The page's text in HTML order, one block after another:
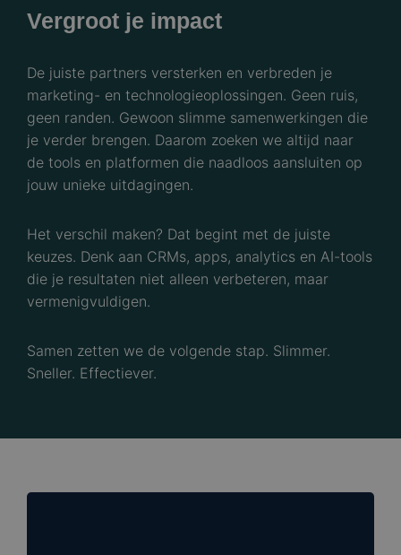
Vergroot je impact
De juiste partners versterken en verbreden je
marketing- en technologieoplossingen. Geen ruis,
geen randen. Gewoon slimme samenwerkingen die
je verder brengen. Daarom zoeken we altijd naar
de tools en platformen die naadloos aansluiten op
jouw unieke uitdagingen.
Het verschil maken? Dat begint met de juiste
keuzes. Denk aan CRMs, apps, analytics en AI-tools
die je resultaten niet alleen verbeteren, maar
vermenigvuldigen.
Samen zetten we de volgende stap. Slimmer.
Sneller. Effectiever.